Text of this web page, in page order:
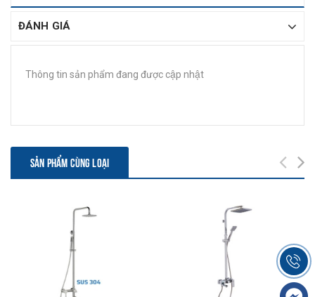
ĐÁNH GIÁ
Thông tin sản phẩm đang được cập nhật
SẢN PHẨM CÙNG LOẠI